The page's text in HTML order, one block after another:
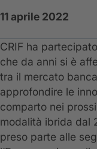
11 aprile 2022
CRIF ha
che da anni si è
tra il mercato
approfondire le
comparto nei
modalità ibrida dal
preso parte alle